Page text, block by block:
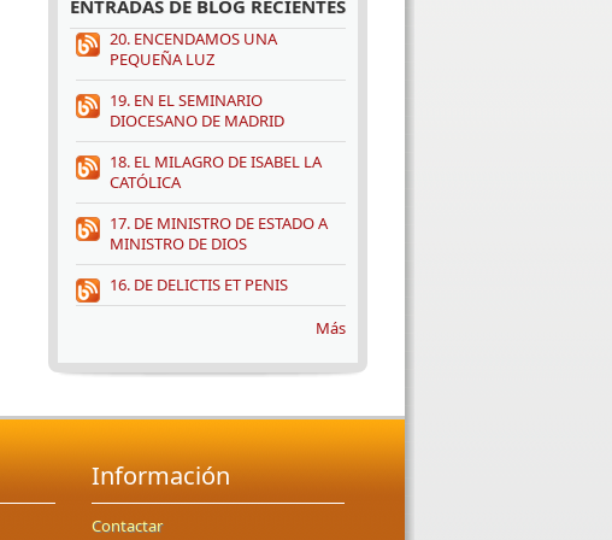
ENTRADAS DE BLOG RECIENTES
20. ENCENDAMOS UNA
PEQUEÑA LUZ
19. EN EL SEMINARIO
DIOCESANO DE MADRID
18. EL MILAGRO DE ISABEL LA
CATÓLICA
17. DE MINISTRO DE ESTADO A
MINISTRO DE DIOS
16. DE DELICTIS ET PENIS
Más
Información
Contactar